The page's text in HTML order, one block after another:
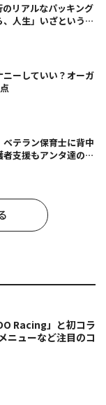
リアルなパッキング
人生」いざというと
ーしていい？オーガ
ベテラン保育士に背中
支援もアンタ達の仕
Racing」と初コラ
ニューなど注目のコ